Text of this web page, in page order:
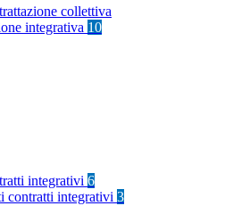
collettiva
integrativa 10
integrativi 6
contratti integrativi 3